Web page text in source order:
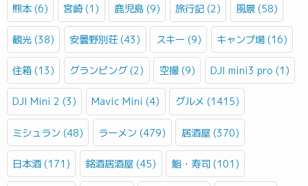
熊本 (6) 宮崎 (1) 鹿児島 (9) 旅行記 (2) 風景 (58)
観光 (38) 安曇野別荘 (43) スキー (9) キャンプ場 (16)
住箱 (13) グランピング (2) 空撮 (9) DJI mini3 pro (1)
DJI Mini 2 (3) Mavic Mini (4) グルメ (1415)
ミシュラン (48) ラーメン (479) 居酒屋 (370)
日本酒 (171) 銘酒居酒屋 (45) 鮨・寿司 (101)